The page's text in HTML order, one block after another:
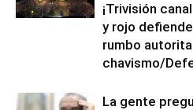
¡Trivisión
y rojo
rumbo
chavismo/
La gente